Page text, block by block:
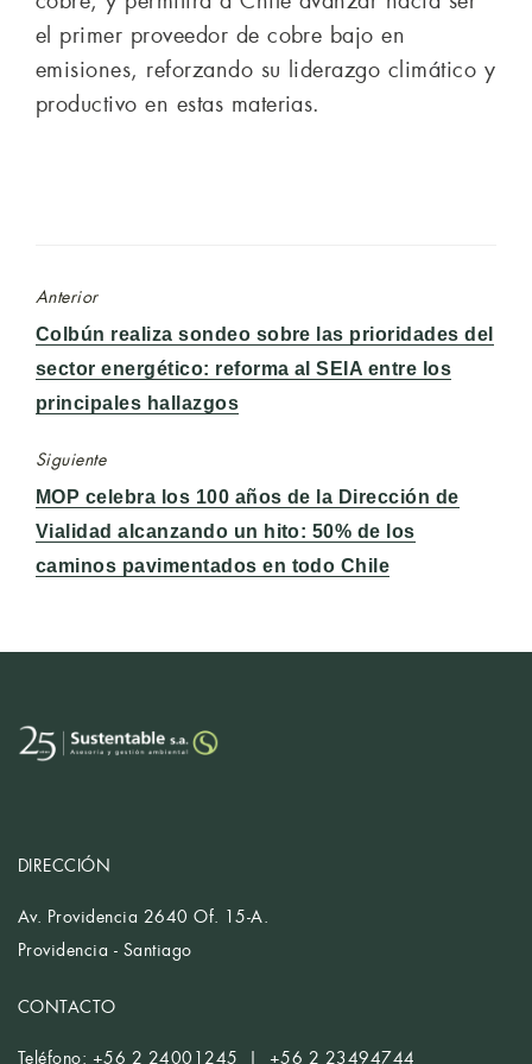
el primer proveedor de cobre bajo en
emisiones, reforzando su liderazgo climático y
productivo en estas materias.
Anterior
Entrada
anterior:
Colbún realiza sondeo sobre las prioridades del
sector energético: reforma al SEIA entre los
principales hallazgos
Siguiente
Entrada
siguiente:
MOP celebra los 100 años de la Dirección de
Vialidad alcanzando un hito: 50% de los
caminos pavimentados en todo Chile
DIRECCIÓN
Av. Providencia 2640 Of. 15-A.
Providencia - Santiago
CONTACTO
Teléfono: +56 2 24001245 | +56 2 23494744